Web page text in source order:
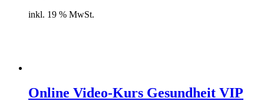
inkl. 19 % MwSt.
Online Video-Kurs Gesundheit VIP